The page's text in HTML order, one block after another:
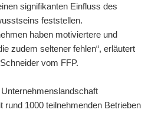
signifikanten Einfluss des
feststellen.
haben motiviertere und
zudem seltener fehlen“, erläutert
vom FFP.
rund 1000 teilnehmenden Betrieben